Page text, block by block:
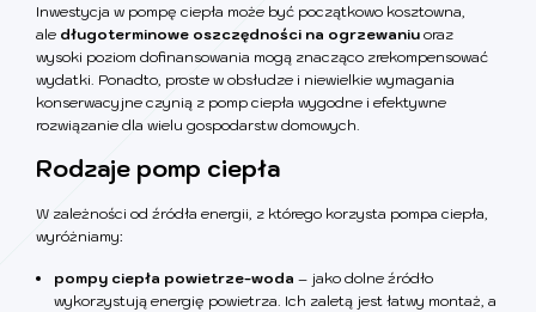
Inwestycja w pompę ciepła może być początkowo kosztowna,
ale długoterminowe oszczędności na ogrzewaniu oraz
wysoki poziom dofinansowania mogą znacząco zrekompensować
wydatki. Ponadto, proste w obsłudze i niewielkie wymagania
konserwacyjne czynią z pomp ciepła wygodne i efektywne
rozwiązanie dla wielu gospodarstw domowych.
Rodzaje pomp ciepła
W zależności od źródła energii, z którego korzysta pompa ciepła,
wyróżniamy:
pompy ciepła powietrze-woda – jako dolne źródło
wykorzystują energię powietrza. Ich zaletą jest łatwy montaż, a